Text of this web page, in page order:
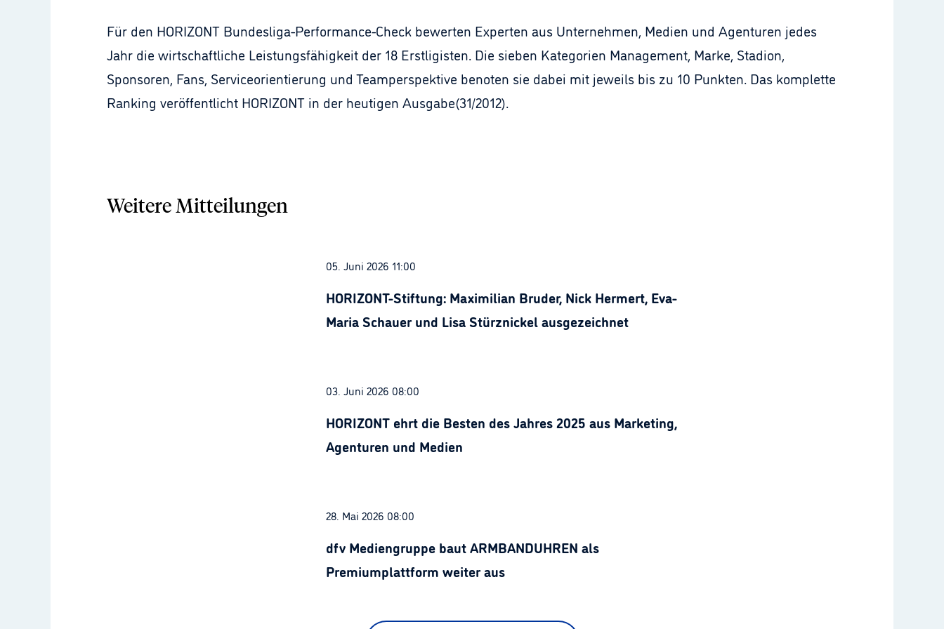
Für den HORIZONT Bundesliga-Performance-Check bewerten Experten aus Unternehmen, Medien und Agenturen jedes
Jahr die wirtschaftliche Leistungsfähigkeit der 18 Erstligisten. Die sieben Kategorien Management, Marke, Stadion,
Sponsoren, Fans, Serviceorientierung und Teamperspektive benoten sie dabei mit jeweils bis zu 10 Punkten. Das komplette
Ranking veröffentlicht HORIZONT in der heutigen Ausgabe(31/2012).
Weitere Mitteilungen
05. Juni 2026 11:00
HORIZONT-Stiftung: Maximilian Bruder, Nick Hermert, Eva-
Maria Schauer und Lisa Stürznickel ausgezeichnet
03. Juni 2026 08:00
HORIZONT ehrt die Besten des Jahres 2025 aus Marketing,
Agenturen und Medien
28. Mai 2026 08:00
dfv Mediengruppe baut ARMBANDUHREN als
Premiumplattform weiter aus